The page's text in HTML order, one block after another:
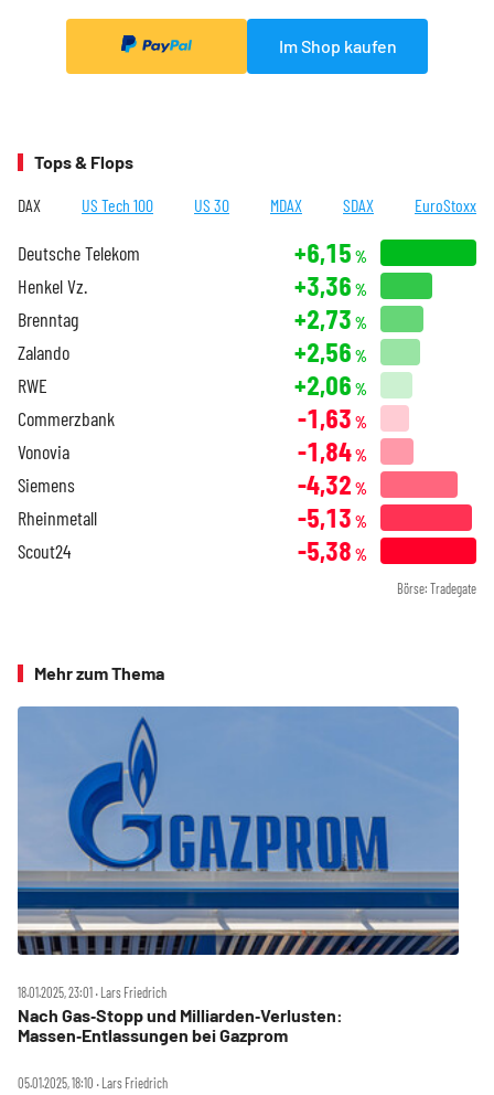
Im Shop kaufen
Tops & Flops
DAX US Tech 100 US 30 MDAX SDAX EuroStoxx
Deutsche Telekom +6,15 %
Henkel Vz. +3,36 %
Brenntag +2,73 %
Zalando +2,56 %
RWE +2,06 %
Commerzbank -1,63 %
Vonovia -1,84%
Siemens -4,32 %
Rheinmetall -5,13 %
Scout24 -5,38 %
Börse: Tradegate
Mehr zum Thema
18.01.2025, 23:01 ‧ Lars Friedrich
Nach Gas‑Stopp und Milliarden‑Verlusten:
Massen‑Entlassungen bei Gazprom
05.01.2025, 18:10 ‧ Lars Friedrich